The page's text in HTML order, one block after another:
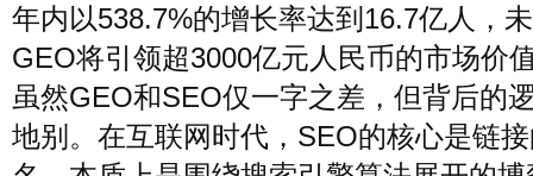
年内以538.7%的增长率达到16.7亿人，
GEO将引领超3000亿元人民币的市场价
虽然GEO和SEO仅一字之差，但背后的
地别。在互联网时代，SEO的核心是链